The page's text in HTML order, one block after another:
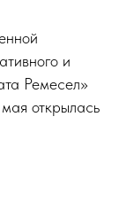
и
Ремесел»
открылась